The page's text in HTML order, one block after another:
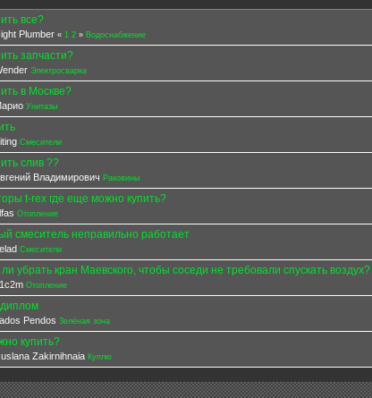
все?
Plumber « 1 2» Водоснабжение
запчасти?
Электросварка
в Москве?
Унитазы
Смесители
слив ??
Владимирович Раковины
t-rex где еще можно купить?
Отопление
смеситель неправильно работает
Смесители
убрать кран Маевского, чтобы соседи не требовали спускать воздух?
Отопление
диплом
Pendos Зелёная зона
купить?
Zakirnihnaia Куплю